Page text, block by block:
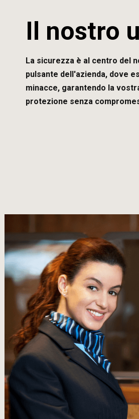
Il nostro
La sicurezza è al centro del
pulsante dell'azienda, dove
minacce, garantendo la
protezione senza